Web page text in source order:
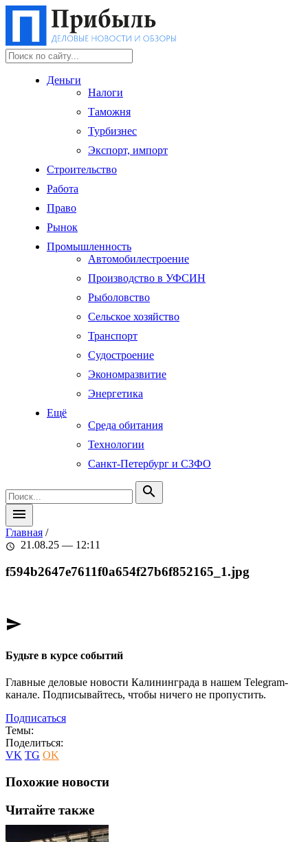
Деньги
Налоги
Таможня
Турбизнес
Экспорт, импорт
Строительство
Работа
Право
Рынок
Промышленность
Автомобилестроение
Производство в УФСИН
Рыболовство
Сельское хозяйство
Транспорт
Судостроение
Экономразвитие
Энергетика
Ещё
Среда обитания
Технологии
Санкт-Петербург и СЗФО
search
menu
Главная /
schedule 21.08.25 — 12:11
f594b2647e7611f0a654f27b6f852165_1.jpg
send
Будьте в курсе событий
Главные деловые новости Калининграда в нашем Telegram-
канале. Подписывайтесь, чтобы ничего не пропустить.
Подписаться
Темы:
Поделиться:
VK TG OK
Похожие новости
Читайте также